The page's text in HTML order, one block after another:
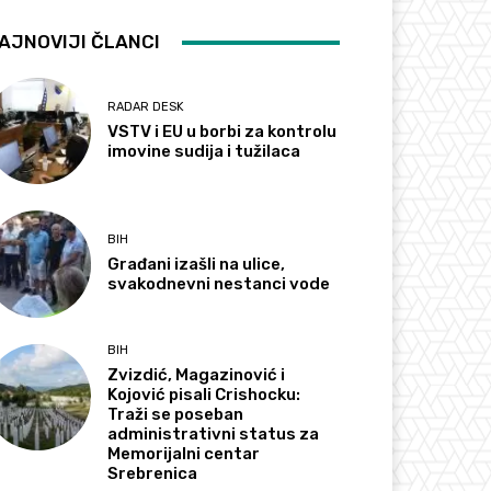
ČLANCI
RADAR DESK
VSTV i EU u borbi za kontrolu
imovine sudija i tužilaca
BIH
Građani izašli na ulice,
svakodnevni nestanci vode
BIH
Zvizdić, Magazinović i
Kojović pisali Crishocku:
Traži se poseban
administrativni status za
Memorijalni centar
Srebrenica